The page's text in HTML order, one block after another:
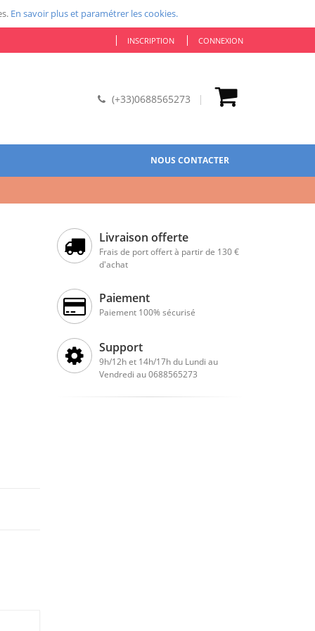
En savoir plus et paramétrer les cookies.
INSCRIPTION CONNEXION
(+33)0688565273
NOUS CONTACTER
Livraison offerte
Frais de port offert à partir de 130 €
d'achat
Paiement
Paiement 100% sécurisé
Support
9h/12h et 14h/17h du Lundi au
Vendredi au 0688565273